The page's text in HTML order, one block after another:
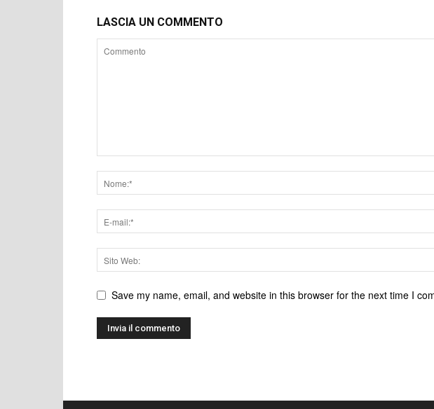
LASCIA UN COMMENTO
Save my name, email, and website in this browser for the next time I